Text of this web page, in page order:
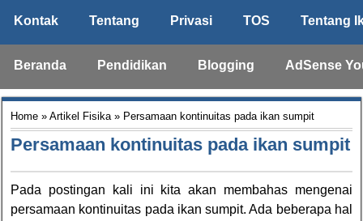
Kontak Tentang Privasi TOS Tentang
Beranda Pendidikan Blogging AdSense
Home » Artikel Fisika» Persamaan kontinuitas pada ikan sumpit
Persamaan kontinuitas pada ikan sumpit
Pada postingan kali ini kita akan membahas mengenai
persamaan kontinuitas pada ikan sumpit. Ada beberapa hal